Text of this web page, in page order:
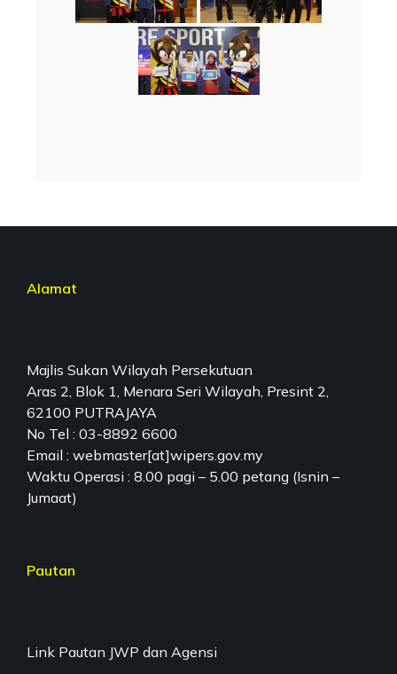
Alamat
Majlis Sukan Wilayah Persekutuan
Aras 2, Blok 1, Menara Seri Wilayah, Presint 2,
62100 PUTRAJAYA
No Tel : 03-8892 6600
Email : webmaster[at]wipers.gov.my
Waktu Operasi : 8.00 pagi – 5.00 petang (Isnin –
Jumaat)
Pautan
Link Pautan JWP dan Agensi